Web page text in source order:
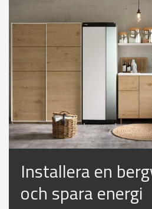
Installera en
och spara energi